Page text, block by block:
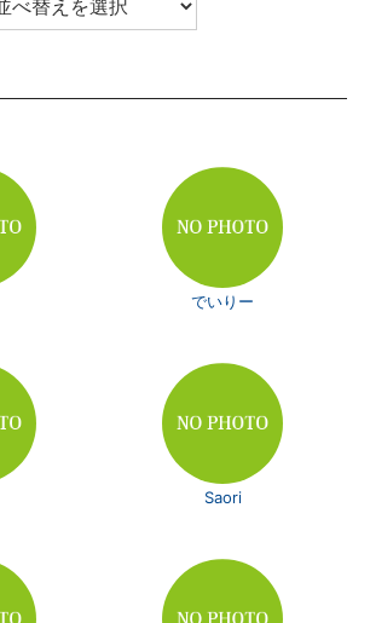
でいりー
Saori